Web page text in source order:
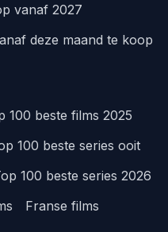
vanaf 2027
deze maand te koop
100 beste films 2025
100 beste series ooit
100 beste series 2026
Franse films